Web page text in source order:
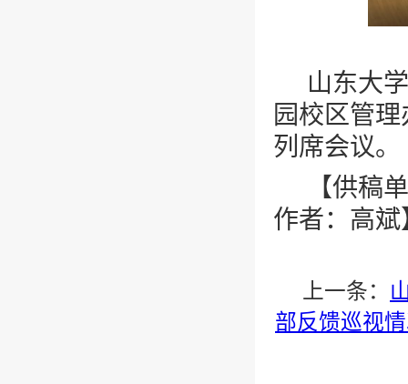
山东大
园校区管
列席会议。
【供稿
作者：高斌
上一条：
部反馈巡视